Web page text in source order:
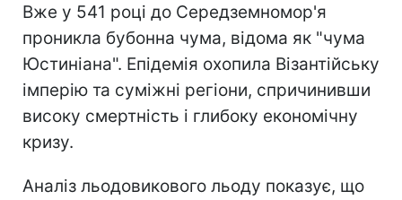
Вже у 541 році до Середземномор'я
проникла бубонна чума, відома як "чума
Юстиніана". Епідемія охопила Візантійську
імперію та суміжні регіони, спричинивши
високу смертність і глибоку економічну
кризу.
Аналіз льодовикового льоду показує, що